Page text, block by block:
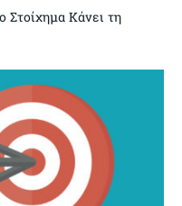
Στοίχημα Κάνει τη